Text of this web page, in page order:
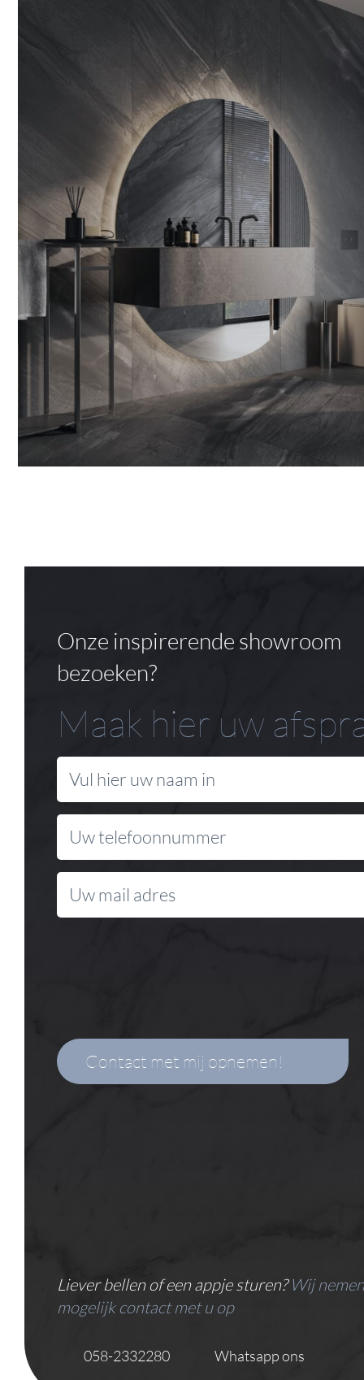
Onze inspirerende showroom
bezoeken?
Maak hier uw
Liever bellen of een appje sturen? Wij
mogelijk contact met u op
058-2332280 Whatsapp ons